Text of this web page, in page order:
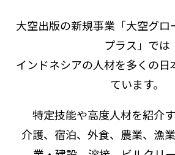
大空出版の新規事業「大空グロ
プラス」では
インドネシアの人材を多くの日
ています。
特定技能や高度人材を紹介
介護、宿泊、外食、農業、漁